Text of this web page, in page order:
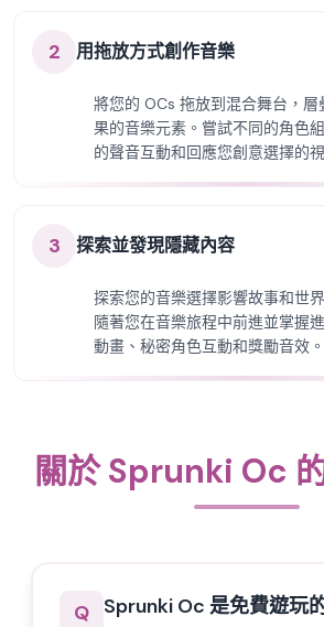
2 用拖放方式創作音樂
將您的 OCs 拖放到混合舞台，
果的音樂元素。嘗試不同的角色
的聲音互動和回應您創意選擇的
3 探索並發現隱藏內容
探索您的音樂選擇影響故事和世
隨著您在音樂旅程中前進並掌握
動畫、秘密角色互動和獎勵音效。
關於 Sprunki Oc
Q Sprunki Oc 是免費遊玩